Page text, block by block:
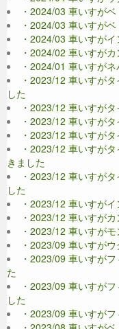
・2024/03 車いすが
・2024/03 車いすが
・2024/03 車いすが
・2024/02 車いすが
・2024/01 車いすが
・2023/12 車いすが
した
・2023/12 車いすが
・2023/12 車いすが
・2023/12 車いすが
・2023/12 車いすが
きました
・2023/12 車いすが
した
・2023/12 車いすが
・2023/12 車いすが
・2023/12 車いすが
・2023/09 車いすが
・2023/09 車いすが
た
・2023/09 車いすが
した
・2023/09 車いすが